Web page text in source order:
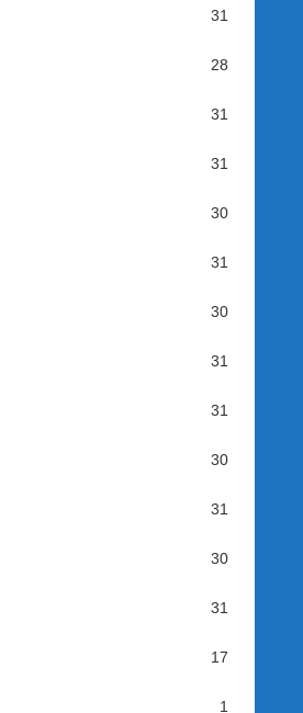
31
28
31
31
30
31
30
31
31
30
31
30
31
17
1